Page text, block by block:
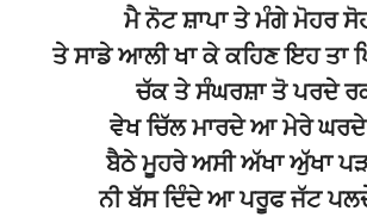
ਮੈ ਨੋਟ ਸ਼ਾਪਾ ਤੇ ਮੰਗੇ ਮੋਹਰ
ਤੇ ਸਾਡੇ ਆਲੀ ਖਾ ਕੇ ਕਹਿਣ ਇਹ ਤਾ
ਚੱਕ ਤੇ ਸੰਘਰਸ਼ਾ ਤੋ ਪਰਦੇ
ਵੇਖ ਚਿੱਲ ਮਾਰਦੇ ਆ ਮੇਰੇ ਘਰਦੇ
ਬੈਠੇ ਮੂਹਰੇ ਅਸੀ ਅੱਖਾ ਅੁੱਖਾ
ਨੀ ਬੱਸ ਦਿੰਦੇ ਆ ਪਰੂਫ ਜੱਟ